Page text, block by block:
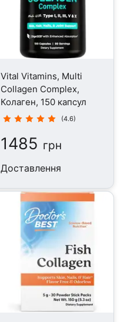
Vital Vitamins, Multi
Collagen Complex,
Колаген, 150 капсул
(4.6)
1485 грн
Доставлення